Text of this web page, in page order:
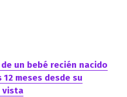
un bebé recién nacido
meses desde su
vista